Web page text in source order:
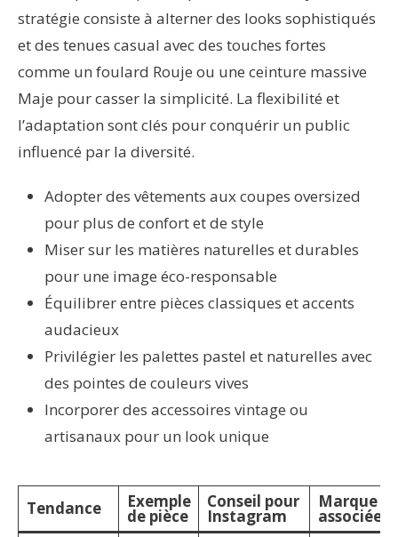
stratégie consiste à alterner des looks sophistiqués
et des tenues casual avec des touches fortes
comme un foulard Rouje ou une ceinture massive
Maje pour casser la simplicité. La flexibilité et
l’adaptation sont clés pour conquérir un public
influencé par la diversité.
Adopter des vêtements aux coupes oversized
pour plus de confort et de style
Miser sur les matières naturelles et durables
pour une image éco-responsable
Équilibrer entre pièces classiques et accents
audacieux
Privilégier les palettes pastel et naturelles avec
des pointes de couleurs vives
Incorporer des accessoires vintage ou
artisanaux pour un look unique
Tendance Exemple
de pièce
Conseil pour
Instagram
Marque
associée